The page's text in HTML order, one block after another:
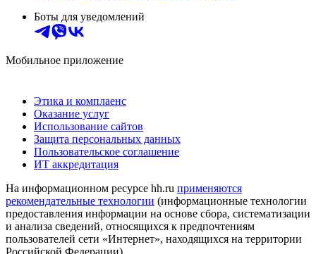
Боты для уведомлений
Мобильное приложение
Этика и комплаенс
Оказание услуг
Использование сайтов
Защита персональных данных
Пользовательское соглашение
ИТ аккредитация
На информационном ресурсе hh.ru применяются
рекомендательные технологии (информационные технологии
предоставления информации на основе сбора, систематизации
и анализа сведений, относящихся к предпочтениям
пользователей сети «Интернет», находящихся на территории